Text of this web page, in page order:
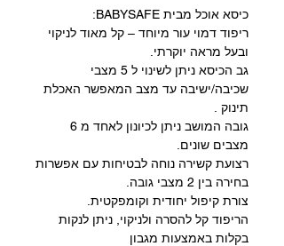
כיסא אוכל מבית BABYSAFE:
ריפוד דמוי עור מיוחד – קל מאוד לניקוי
ובעל מראה יוקרתי.
גב הכיסא ניתן לשינוי ל 5 מצבי
שכיבה/ישיבה עד מצב המאפשר האכלת
תינוק .
גובה המושב ניתן לכיונון לאחד מ 6
מצבים שונים.
רצועת קשירה נוחה לבטיחות עם אפשרות
בחירה בין 2 מצבי גובה.
צורת קיפול יחודית וקומפקטית.
הריפוד קל להסרה ולניקוי, ניתן לנקות
בקלות באמצעות מגבון